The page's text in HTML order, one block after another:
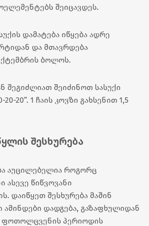
შეიცავდეს.
დამატება იწყება ადრე
და მთავრდება
ბოლოს.
შეგიძლიათ შეიძინოთ სასუქი
20”. 1 ჩაის კოვზი გახსენით 1,5
შესხურება
აუცილებელია როგორც
წიწვოვანი
დაიწყეთ შესხურება მაშინ
დადგება, გაზაფხულიდან
ფოთოლცვენის პერიოდის